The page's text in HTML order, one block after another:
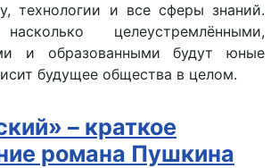
технологии и все сферы знаний.
целеустремлёнными,
и образованными будут юные
будущее общества в целом.
– краткое
романа Пушкина